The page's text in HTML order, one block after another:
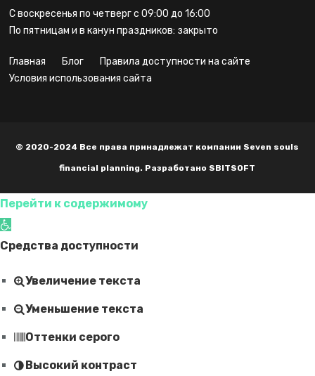
С воскресенья по четверг с 09:00 до 16:00
По пятницам и в канун праздников: закрыто
главная блог
правила доступности на сайте
условия использования сайта
© 2020-2024 Все права принадлежат компании Seven souls
financial planning. Разработано SBITSOFT
Перейти к содержимому
Открыть панель инструментов
Средства доступности
Увеличение текста
Уменьшение текста
Оттенки серого
Высокий контраст